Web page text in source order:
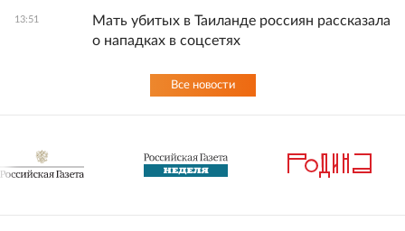
13:51
Мать убитых в Таиланде россиян рассказала
о нападках в соцсетях
Все новости